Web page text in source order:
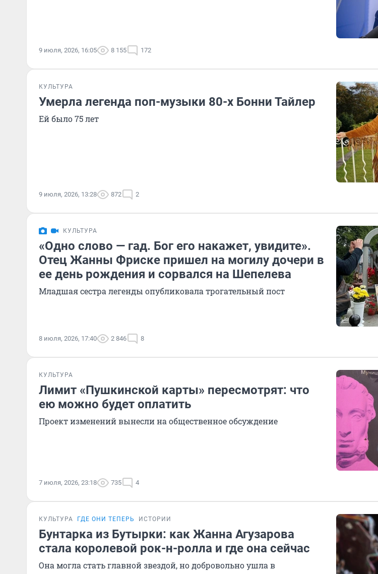
9 июля, 2026, 16:05 8 155 172
КУЛЬТУРА
Умерла легенда поп-музыки 80-х Бонни Тайлер
Ей было 75 лет
9 июля, 2026, 13:28 872 2
КУЛЬТУРА
«Одно слово — гад. Бог его накажет, увидите».
Отец Жанны Фриске пришел на могилу дочери в
ее день рождения и сорвался на Шепелева
Младшая сестра легенды опубликовала трогательный пост
8 июля, 2026, 17:40 2 846 8
КУЛЬТУРА
Лимит «Пушкинской карты» пересмотрят: что
ею можно будет оплатить
Проект изменений вынесли на общественное обсуждение
7 июля, 2026, 23:18 735 4
КУЛЬТУРА ГДЕ ОНИ ТЕПЕРЬ ИСТОРИИ
Бунтарка из Бутырки: как Жанна Агузарова
стала королевой рок-н-ролла и где она сейчас
Она могла стать главной звездой, но добровольно ушла в